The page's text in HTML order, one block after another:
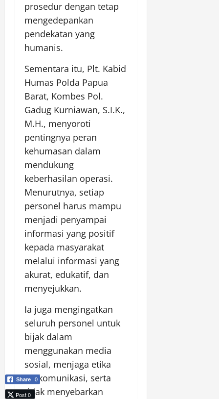
prosedur dengan tetap
mengedepankan
pendekatan yang
humanis.
Sementara itu, Plt. Kabid
Humas Polda Papua
Barat, Kombes Pol.
Gadug Kurniawan, S.I.K.,
M.H., menyoroti
pentingnya peran
kehumasan dalam
mendukung
keberhasilan operasi.
Menurutnya, setiap
personel harus mampu
menjadi penyampai
informasi yang positif
kepada masyarakat
melalui informasi yang
akurat, edukatif, dan
menyejukkan.
Ia juga mengingatkan
seluruh personel untuk
bijak dalam
menggunakan media
sosial, menjaga etika
berkomunikasi, serta
tidak menyebarkan
Share 0
Post 0